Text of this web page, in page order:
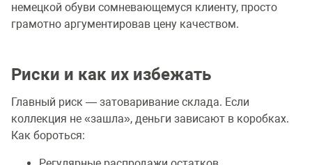
немецкой обуви сомневающемуся клиенту, просто
грамотно аргументировав цену качеством.
Риски и как их избежать
Главный риск — затоваривание склада. Если
коллекция не «зашла», деньги зависают в коробках.
Как бороться: